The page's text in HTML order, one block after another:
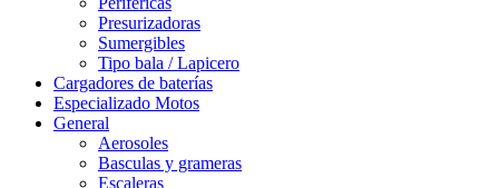
Presurizadoras
Sumergibles
Tipo bala / Lapicero
Cargadores de baterías
Especializado Motos
General
Aerosoles
Basculas y grameras
Escaleras